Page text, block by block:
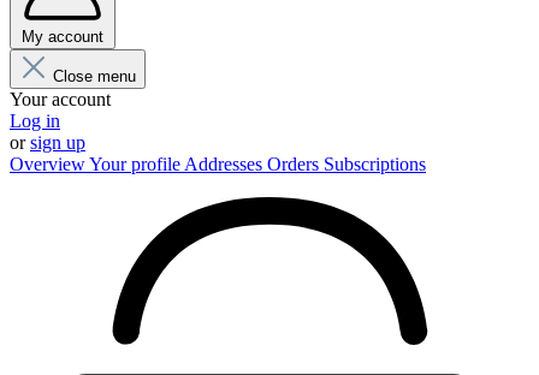
My account
Close menu
Your account
Log in
orsign up
OverviewYour profile Addresses Orders Subscriptions